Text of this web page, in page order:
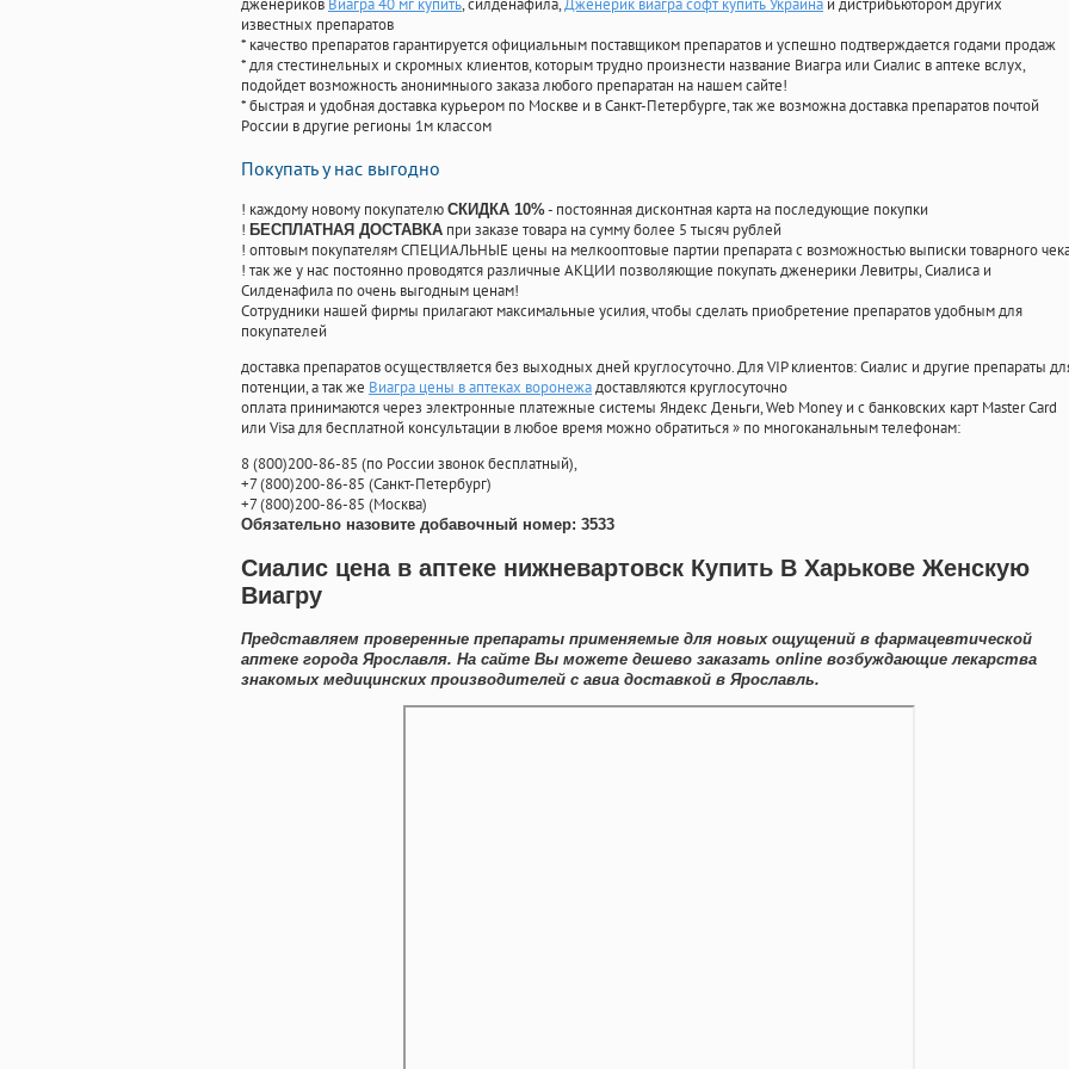
дженериков Виагра 40 мг купить, силденафила,Дженерик виагра софт купить Украина и дистрибьютором других
известных препаратов
* качество препаратов гарантируется официальным поставщиком препаратов и успешно подтверждается годами продаж
* для стестинельных и скромных клиентов, которым трудно произнести название Виагра или Сиалис в аптеке вслух,
подойдет возможность анонимныого заказа любого препаратан на нашем сайте!
* быстрая и удобная доставка курьером по Москве и в Санкт-Петербурге, так же возможна доставка препаратов почтой
России в другие регионы 1м классом
Покупать у нас выгодно
! каждому новому покупателю СКИДКА 10%- постоянная дисконтная карта на последующие покупки
! БЕСПЛАТНАЯ ДОСТАВКА при заказе товара на сумму более 5 тысяч рублей
! оптовым покупателям СПЕЦИАЛЬНЫЕ цены на мелкооптовые партии препарата с возможностью выписки товарного
! так же у нас постоянно проводятся различные АКЦИИ позволяющие покупать дженерики Левитры, Сиалиса и
Силденафила по очень выгодным ценам!
Cотрудники нашей фирмы прилагают максимальные усилия, чтобы сделать приобретение препаратов удобным для
покупателей
доставка препаратов осуществляется без выходных дней круглосуточно. Для VIP клиентов: Сиалис и другие препараты
потенции, а так же Виагра цены в аптеках воронежадоставляются круглосуточно
оплата принимаются через электронные платежные системы Яндекс Деньги, Web Money и с банковских карт Master Card
или Visa для бесплатной консультации в любое время можно обратиться» по многоканальным телефонам:
8(800)200-86-85 (по России звонок бесплатный),
+7(800)200-86-85 (Санкт-Петербург)
+7(800)200-86-85 (Москва)
Обязательно назовите добавочный номер: 3533
Сиалис цена в аптеке нижневартовск Купить В Харькове Женскую
Виагру
Представляем проверенные препараты применяемые для новых ощущений в фармацевтической
аптеке города Ярославля. На сайте Вы можете дешево заказать online возбуждающие лекарства
знакомых медицинских производителей с авиа доставкой в Ярославль.